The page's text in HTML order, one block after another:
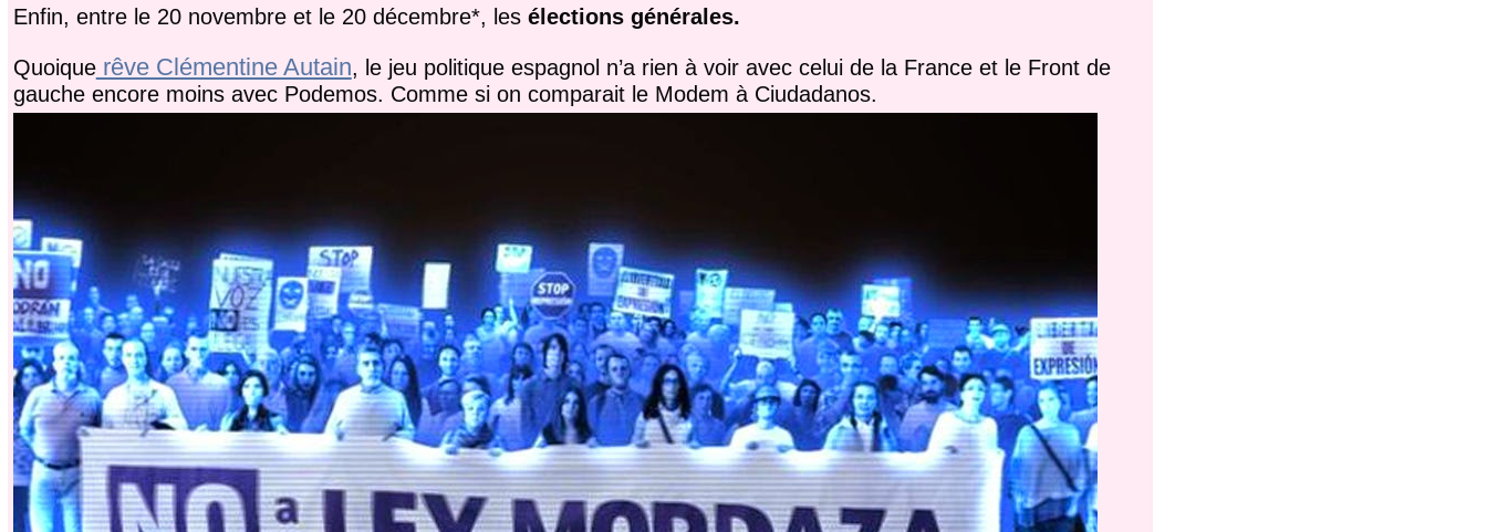
Enfin, entre le 20 novembre et le 20 décembre*, les élections générales.
Quoiquerêve Clémentine Autain, le jeu politique espagnol n’a rien à voir avec celui de la France et le Front de
gauche encore moins avec Podemos. Comme si on comparait le Modem à Ciudadanos.